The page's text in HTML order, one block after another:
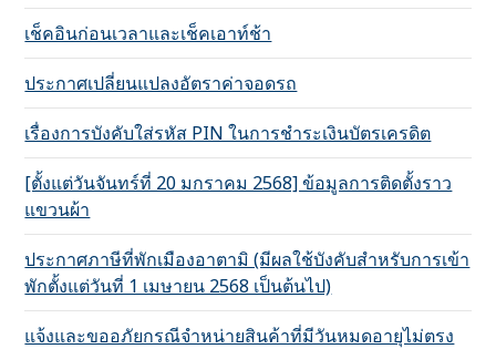
เช็คอินก่อนเวลาและเช็คเอาท์ช้า
ประกาศเปลี่ยนแปลงอัตราค่าจอดรถ
เรื่องการบังคับใส่รหัส PIN ในการชำระเงินบัตรเครดิต
[ตั้งแต่วันจันทร์ที่ 20 มกราคม 2568] ข้อมูลการติดตั้งราว
แขวนผ้า
ประกาศภาษีที่พักเมืองอาตามิ (มีผลใช้บังคับสำหรับการเข้า
พักตั้งแต่วันที่ 1 เมษายน 2568 เป็นต้นไป)
แจ้งและขออภัยกรณีจำหน่ายสินค้าที่มีวันหมดอายุไม่ตรง